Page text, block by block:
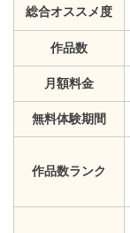
総合オススメ度
作品数
月額料金
無料体験期間
作品数ランク